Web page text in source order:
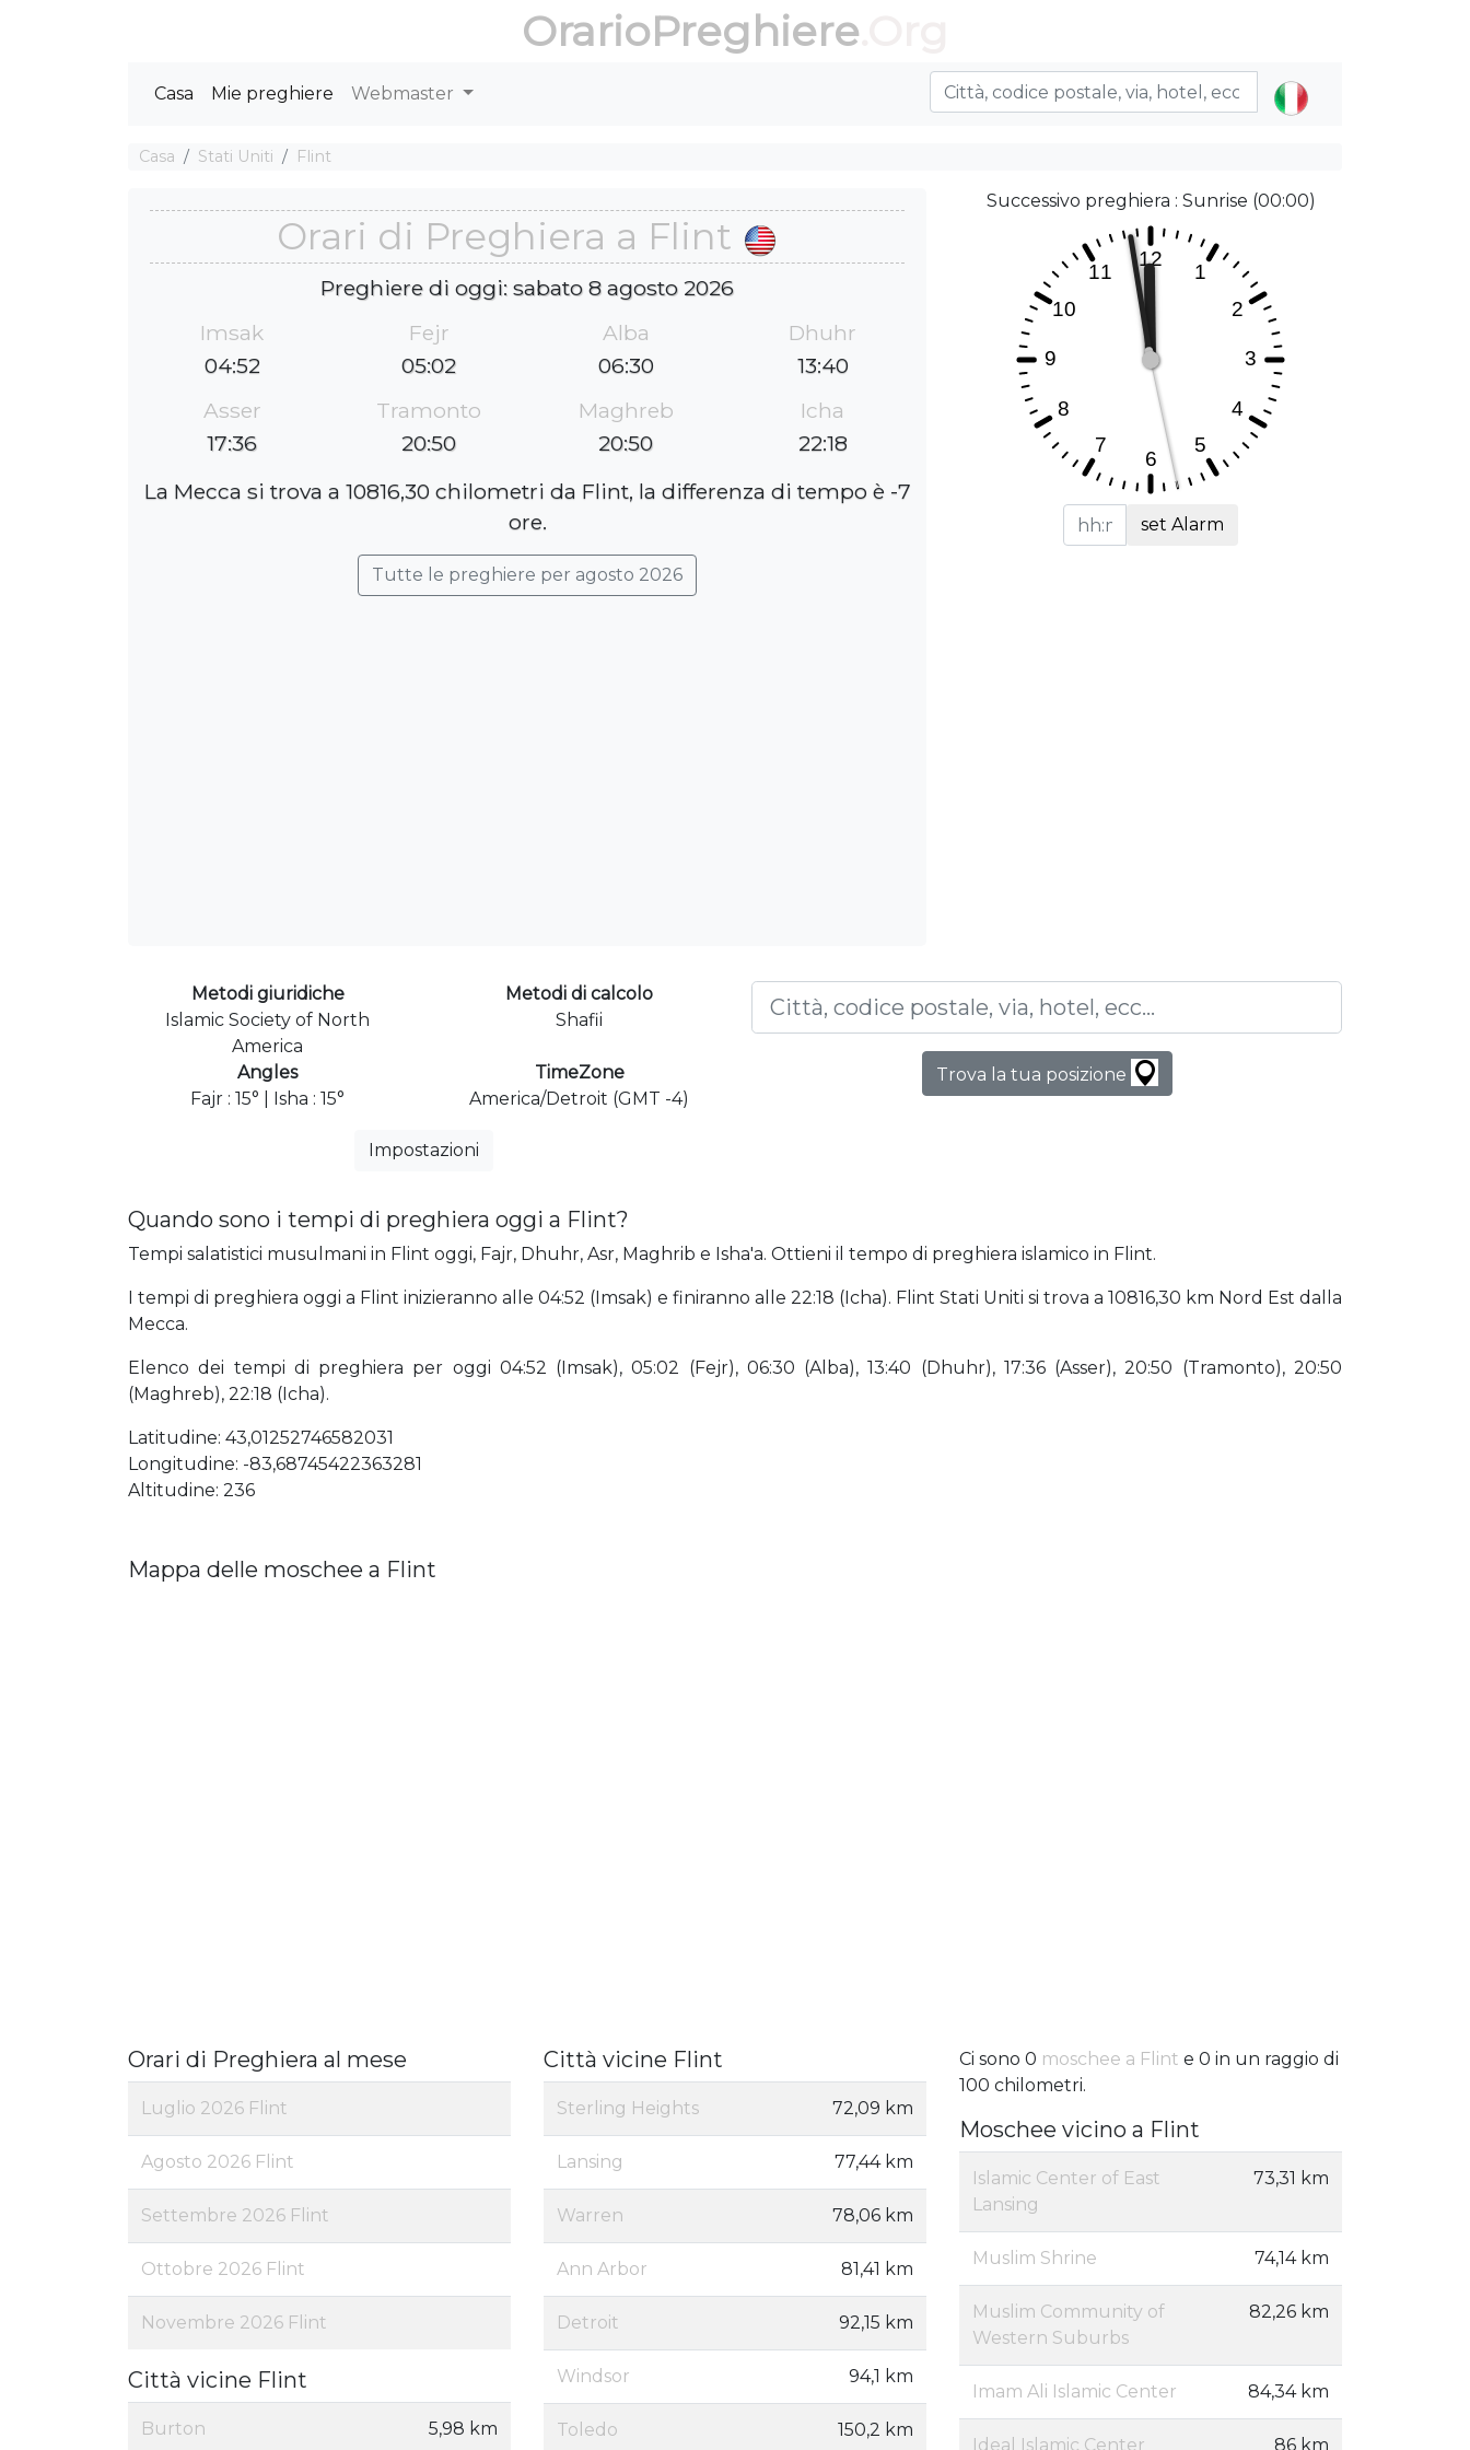
OrarioPreghiere
Casa Mie preghiere Webmaster
Casa Stati Uniti Flint
Orari di Preghiera a Flint
Preghiere di oggi: sabato 8 agosto 2026
Imsak
04:52
Fejr
05:02
Alba
06:30
Dhuhr
13:40
Asser
17:36
Tramonto
20:50
Maghreb
20:50
Icha
22:18
La Mecca si trova a 10816,30 chilometri da Flint, la differenza di tempo è -7
ore.
Tutte le preghiere per agosto 2026
Successivo preghiera : Sunrise (00:00)
set Alarm
Metodi giuridiche
Islamic Society of North
America
Metodi di calcolo
Shafii
Angles
Fajr : 15° | Isha : 15°
TimeZone
America/Detroit (GMT -4)
Impostazioni
Trova la tua posizione
Quando sono i tempi di preghiera oggi a Flint?
Tempi salatistici musulmani in Flint oggi, Fajr, Dhuhr, Asr, Maghrib e Isha'a. Ottieni il tempo di preghiera islamico in Flint.
I tempi di preghiera oggi a Flint inizieranno alle 04:52 (Imsak) e finiranno alle 22:18 (Icha). Flint Stati Uniti si trova a 10816,30 km Nord Est dalla
Mecca.
Elenco dei tempi di preghiera per oggi 04:52 (Imsak), 05:02 (Fejr), 06:30 (Alba), 13:40 (Dhuhr), 17:36 (Asser), 20:50 (Tramonto), 20:50
(Maghreb), 22:18 (Icha).
Latitudine: 43,01252746582031
Longitudine: -83,68745422363281
Altitudine: 236
Mappa delle moschee a Flint
Orari di Preghiera al mese
Luglio 2026 Flint
Agosto 2026 Flint
Settembre 2026 Flint
Ottobre 2026 Flint
Novembre 2026 Flint
Città vicine Flint
Burton 5,98 km
Città vicine Flint
Sterling Heights 72,09 km
Lansing 77,44 km
Warren 78,06 km
Ann Arbor 81,41 km
Detroit 92,15 km
Windsor 94,1 km
Toledo 150,2 km
Ci sono 0 moschee a Flint e 0 in un raggio di
100 chilometri.
Moschee vicino a Flint
Islamic Center of East
Lansing
73,31 km
Muslim Shrine 74,14 km
Muslim Community of
Western Suburbs
82,26 km
Imam Ali Islamic Center 84,34 km
Ideal Islamic Center 86 km